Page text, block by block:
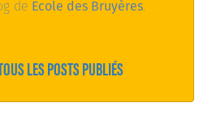
de Ecole des Bruyères.
LES POSTS PUBLIÉS